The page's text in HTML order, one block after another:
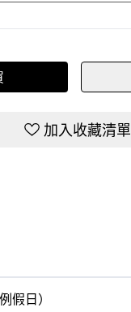
加入收藏清單
假日）